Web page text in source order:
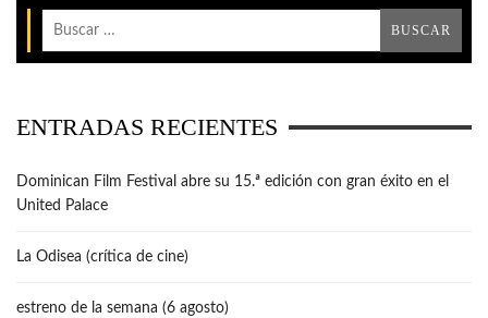
ENTRADAS RECIENTES
Dominican Film Festival abre su 15.ª edición con gran éxito en el
United Palace
La Odisea (crítica de cine)
estreno de la semana (6 agosto)